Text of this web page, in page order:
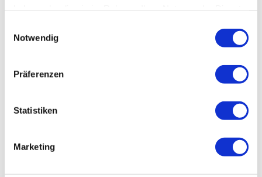
Notwendig
Präferenzen
Statistiken
Marketing